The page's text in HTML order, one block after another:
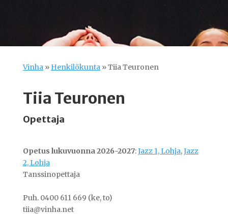
Vinha» Henkilökunta»Tiia Teuronen
Tiia Teuronen
Opettaja
Opetus lukuvuonna 2026-2027:Jazz 1, Lohja,Jazz
2, Lohja
Tanssinopettaja
Puh. 0400 611 669 (ke, to)
tiia@vinha.net